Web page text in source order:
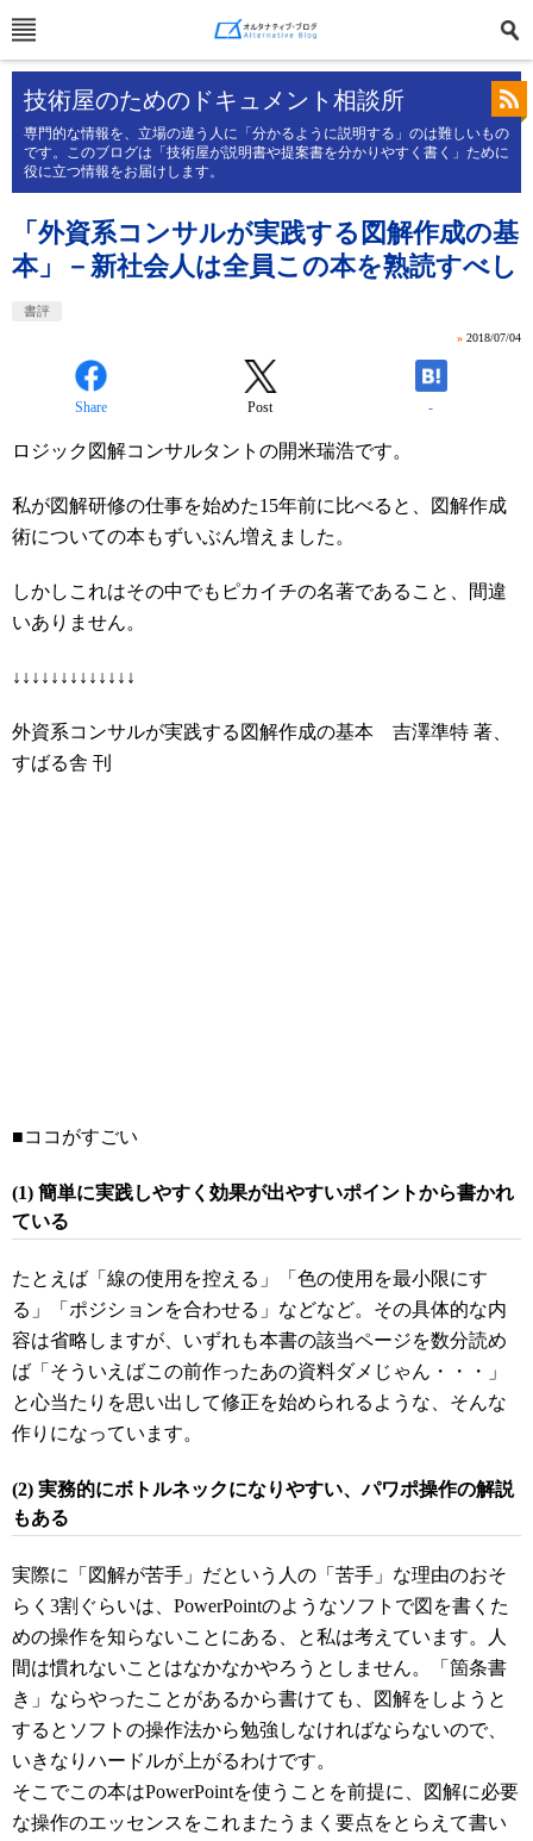
技術屋のためのドキュメント相談所
専門的な情報を、立場の違う人に「分かるように説明する」のは難しいもの
です。このブログは「技術屋が説明書や提案書を分かりやすく書く」ために
役に立つ情報をお届けします。
「外資系コンサルが実践する図解作成の基
本」－新社会人は全員この本を熟読すべし
書評
» 2018/07/04
Share Post -
ロジック図解コンサルタントの開米瑞浩です。
私が図解研修の仕事を始めた15年前に比べると、図解作成
術についての本もずいぶん増えました。
しかしこれはその中でもピカイチの名著であること、間違
いありません。
↓↓↓↓↓↓↓↓↓↓↓↓↓
外資系コンサルが実践する図解作成の基本 吉澤準特 著、
すばる舎 刊
■ココがすごい
(1) 簡単に実践しやすく効果が出やすいポイントから書かれ
ている
たとえば「線の使用を控える」「色の使用を最小限にす
る」「ポジションを合わせる」などなど。その具体的な内
容は省略しますが、いずれも本書の該当ページを数分読め
ば「そういえばこの前作ったあの資料ダメじゃん・・・」
と心当たりを思い出して修正を始められるような、そんな
作りになっています。
(2) 実務的にボトルネックになりやすい、パワポ操作の解説
もある
実際に「図解が苦手」だという人の「苦手」な理由のおそ
らく3割ぐらいは、PowerPointのようなソフトで図を書くた
めの操作を知らないことにある、と私は考えています。人
間は慣れないことはなかなかやろうとしません。「箇条書
き」ならやったことがあるから書けても、図解をしようと
するとソフトの操作法から勉強しなければならないので、
いきなりハードルが上がるわけです。
そこでこの本はPowerPointを使うことを前提に、図解に必要
な操作のエッセンスをこれまたうまく要点をとらえて書い